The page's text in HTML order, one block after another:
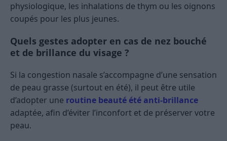
physiologique, les inhalations de thym ou les oignons
coupés pour les plus jeunes.
Quels gestes adopter en cas de nez bouché
et de brillance du visage ?
Si la congestion nasale s’accompagne d’une sensation
de peau grasse (surtout en été), il peut être utile
d’adopter une routine beauté été anti-brillance
adaptée, afin d’éviter l’inconfort et de préserver votre
peau.